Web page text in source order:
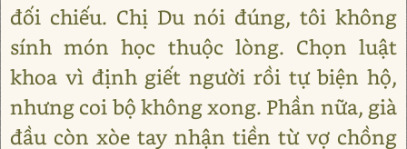
đối chiếu. Chị Du nói đúng, tôi không
sính món học thuộc lòng. Chọn luật
khoa vì định giết người rồi tự biện hộ,
nhưng coi bộ không xong. Phần nữa, già
đầu còn xòe tay nhận tiền từ vợ chồng